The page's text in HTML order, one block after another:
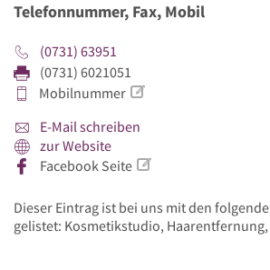
Telefonnummer, Fax, Mobil
(0731) 63951
(0731) 6021051
Mobilnummer
E-Mail schreiben
zur Website
Facebook Seite
Dieser Eintrag ist bei uns mit den
gelistet: Kosmetikstudio,